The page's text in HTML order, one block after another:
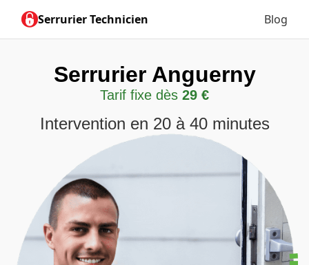
Serrurier Technicien Blog
Serrurier Anguerny
Tarif fixe dès 29 €
Intervention en 20 à 40 minutes